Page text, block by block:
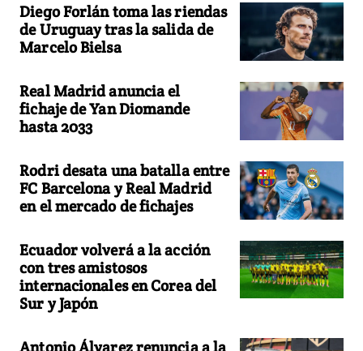
Diego Forlán toma las riendas
de Uruguay tras la salida de
Marcelo Bielsa
Real Madrid anuncia el
fichaje de Yan Diomande
hasta 2033
Rodri desata una batalla entre
FC Barcelona y Real Madrid
en el mercado de fichajes
Ecuador volverá a la acción
con tres amistosos
internacionales en Corea del
Sur y Japón
Antonio Álvarez renuncia a la